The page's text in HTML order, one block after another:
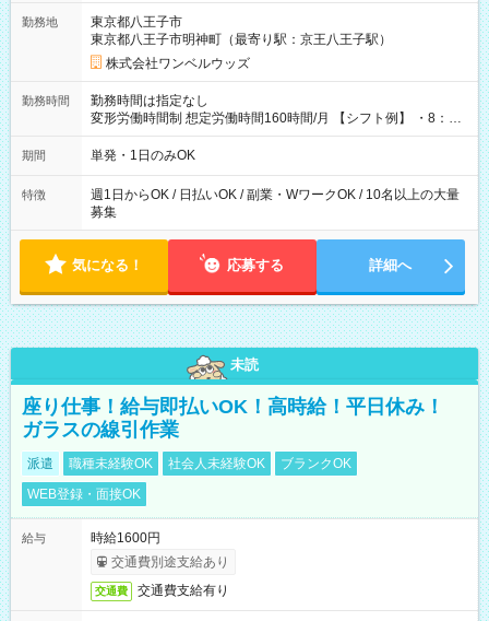
勤務地
東京都八王子市
東京都八王子市明神町（最寄り駅：京王八王子駅）
株式会社ワンベルウッズ
勤務時間
勤務時間は指定なし
変形労働時間制 想定労働時間160時間/月 【シフト例】 ・8：00
～21：00
期間 単発・1日のみOK
特徴
週1日からOK / 日払いOK / 副業・WワークOK / 10名以上の大量
募集
気になる！ 応募する 詳細へ
未読
座り仕事！給与即払いOK！高時給！平日休み！
ガラスの線引作業
派遣 職種未経験OK 社会人未経験OK
ブランクOK
WEB登録・面接OK
給与
時給1600円
交通費別途支給あり
交通費 交通費支給有り